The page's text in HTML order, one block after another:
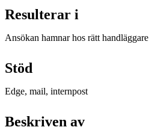
Resulterar i
Ansökan hamnar hos rätt handläggare
Stöd
Edge, mail, internpost
Beskriven av